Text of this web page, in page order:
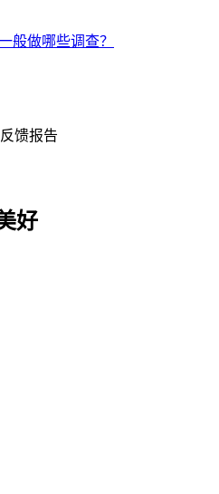
般做哪些调查？
馈报告
好